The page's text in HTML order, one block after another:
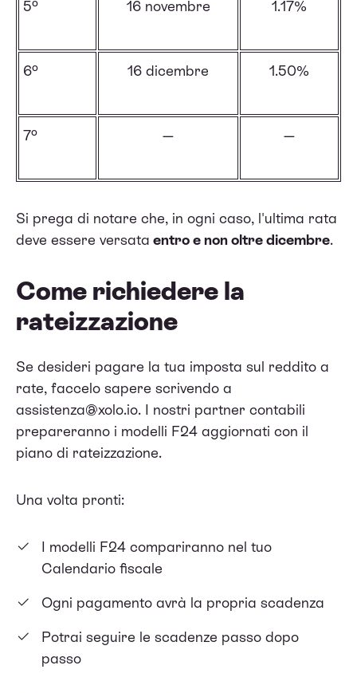
5º 16 novembre 1.17%
6º 16 dicembre 1.50%
7º — —
Si prega di notare che, in ogni caso, l'ultima rata
deve essere versata entro e non oltre dicembre.
Come richiedere la
rateizzazione
Se desideri pagare la tua imposta sul reddito a
rate, faccelo sapere scrivendo a
assistenza@xolo.io. I nostri partner contabili
prepareranno i modelli F24 aggiornati con il
piano di rateizzazione.
Una volta pronti:
I modelli F24 compariranno nel tuo
Calendario fiscale
Ogni pagamento avrà la propria scadenza
Potrai seguire le scadenze passo dopo
passo